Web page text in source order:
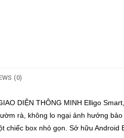
(0)
DIỆN THÔNG MINH Elligo
rà, không lo ngại ảnh hưởng
chiếc box nhỏ gọn. Sở hữu Android